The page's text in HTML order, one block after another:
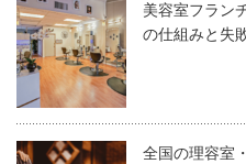
寒い冬だからといって、暖
装をしていたらアウト！
美容師なら冬でもおしゃれ
でしょう。
ぜひ、好きなニットとワイ
い。
美容室フラン
の仕組みと失
全国の理容室